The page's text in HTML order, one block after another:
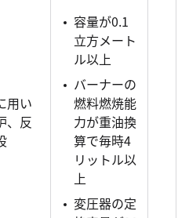
用い
、反
容量が0.1
立方メート
ル以上
バーナーの
燃料燃焼能
力が重油換
算で毎時4
リットル以
上
変圧器の定